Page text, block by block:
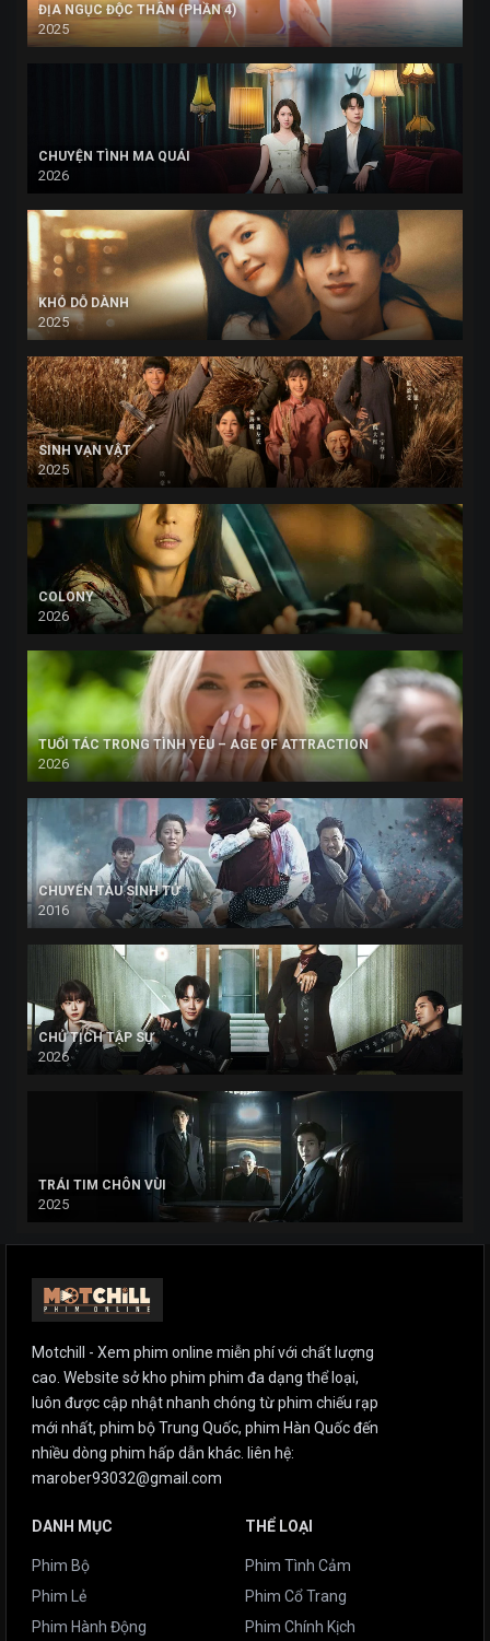
ĐỊA NGỤC ĐỘC THÂN (PHẦN 4)
2025
CHUYỆN TÌNH MA QUÁI
2026
KHÓ DỖ DÀNH
2025
SINH VẠN VẬT
2025
COLONY
2026
TUỔI TÁC TRONG TÌNH YÊU – AGE OF ATTRACTION
2026
CHUYẾN TÀU SINH TỬ
2016
CHỦ TỊCH TẬP SỰ
2026
TRÁI TIM CHÔN VÙI
2025
Motchill - Xem phim online miễn phí với chất lượng
cao. Website sở kho phim phim đa dạng thể loại,
luôn được cập nhật nhanh chóng từ phim chiếu rạp
mới nhất, phim bộ Trung Quốc, phim Hàn Quốc đến
nhiều dòng phim hấp dẫn khác. liên hệ:
marober93032@gmail.com
DANH MỤC
Phim Bộ
Phim Lẻ
Phim Hành Động
THỂ LOẠI
Phim Tình Cảm
Phim Cổ Trang
Phim Chính Kịch